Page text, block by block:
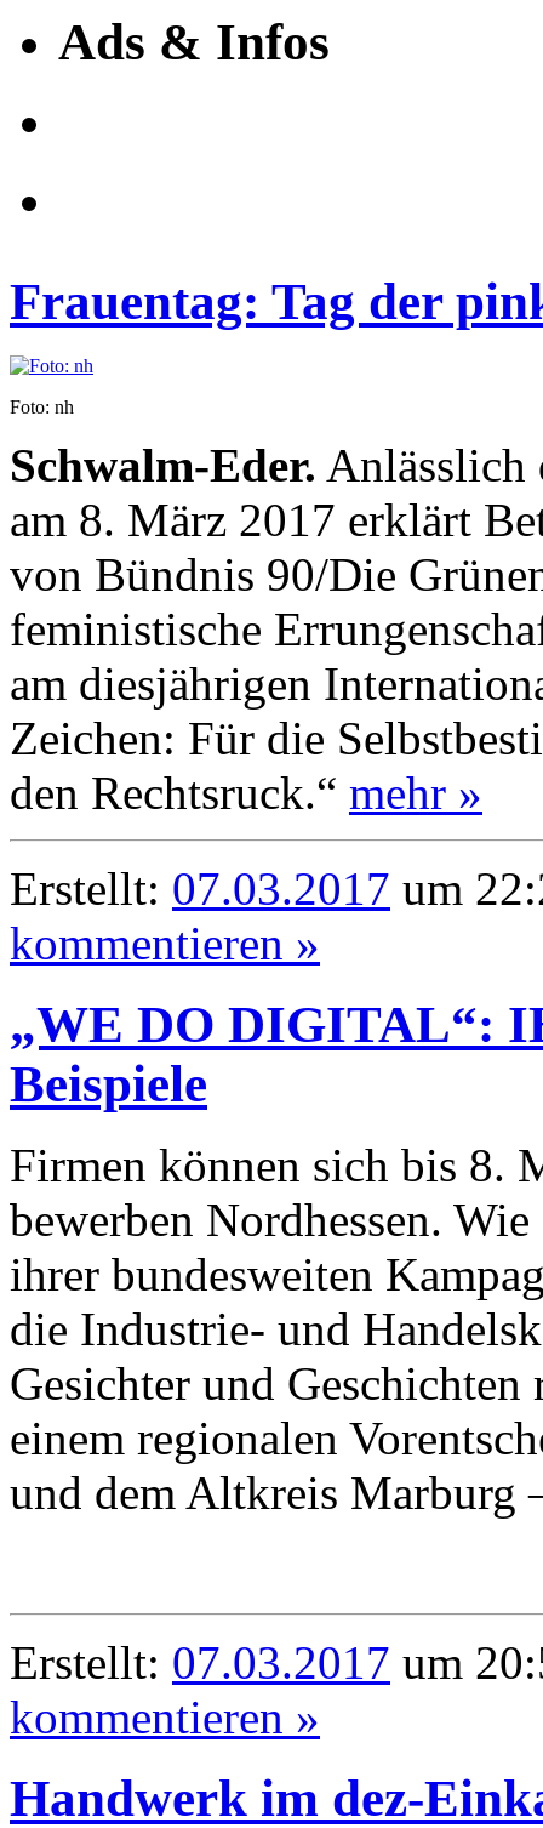
Ads & Infos
Frauentag: Tag der
Foto: nh
Schwalm-Eder. Anlässlich
am 8. März 2017 erklärt
von Bündnis 90/Die
feministische
am diesjährigen
Zeichen: Für die
den Rechtsruck.“ mehr »
Erstellt: 07.03.2017 um
kommentieren »
„WE DO DIGITAL“:
Beispiele
Firmen können sich bis 8.
bewerben Nordhessen.
ihrer bundesweiten
die Industrie- und
Gesichter und
einem regionalen
und dem Altkreis
Erstellt: 07.03.2017 um
kommentieren »
Handwerk im dez-